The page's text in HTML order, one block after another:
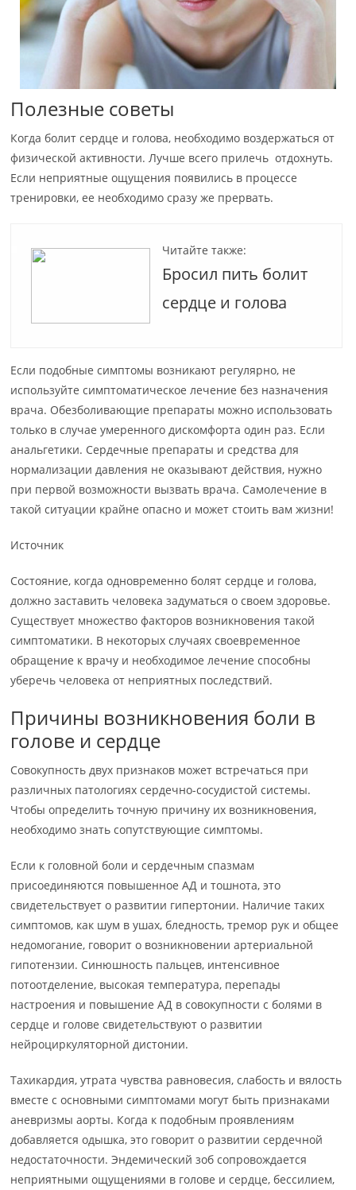
Полезные советы
Когда болит сердце и голова, необходимо воздержаться от
физической активности. Лучше всего прилечь отдохнуть.
Если неприятные ощущения появились в процессе
тренировки, ее необходимо сразу же прервать.
Читайте также:
Бросил пить болит
сердце и голова
Если подобные симптомы возникают регулярно, не
используйте симптоматическое лечение без назначения
врача. Обезболивающие препараты можно использовать
только в случае умеренного дискомфорта один раз. Если
анальгетики. Сердечные препараты и средства для
нормализации давления не оказывают действия, нужно
при первой возможности вызвать врача. Самолечение в
такой ситуации крайне опасно и может стоить вам жизни!
Источник
Состояние, когда одновременно болят сердце и голова,
должно заставить человека задуматься о своем здоровье.
Существует множество факторов возникновения такой
симптоматики. В некоторых случаях своевременное
обращение к врачу и необходимое лечение способны
уберечь человека от неприятных последствий.
Причины возникновения боли в
голове и сердце
Совокупность двух признаков может встречаться при
различных патологиях сердечно-сосудистой системы.
Чтобы определить точную причину их возникновения,
необходимо знать сопутствующие симптомы.
Если к головной боли и сердечным спазмам
присоединяются повышенное АД и тошнота, это
свидетельствует о развитии гипертонии. Наличие таких
симптомов, как шум в ушах, бледность, тремор рук и общее
недомогание, говорит о возникновении артериальной
гипотензии. Синюшность пальцев, интенсивное
потоотделение, высокая температура, перепады
настроения и повышение АД в совокупности с болями в
сердце и голове свидетельствуют о развитии
нейроциркуляторной дистонии.
Тахикардия, утрата чувства равновесия, слабость и вялость
вместе с основными симптомами могут быть признаками
аневризмы аорты. Когда к подобным проявлениям
добавляется одышка, это говорит о развитии сердечной
недостаточности. Эндемический зоб сопровождается
неприятными ощущениями в голове и сердце, бессилием,